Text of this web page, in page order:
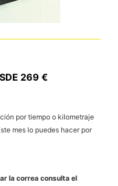
269 €
por tiempo o kilometraje
mes lo puedes hacer por
la correa consulta el